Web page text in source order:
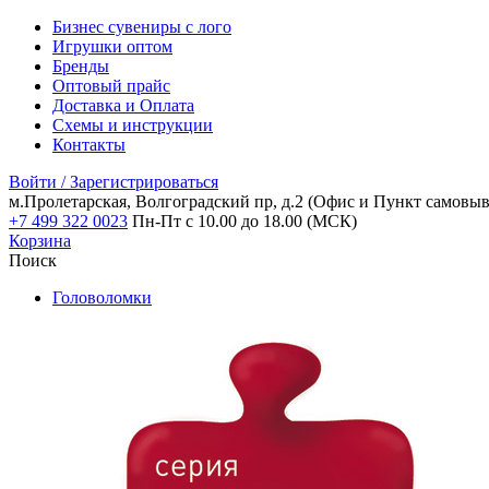
Бизнес сувениры с лого
Игрушки оптом
Бренды
Оптовый прайс
Доставка и Оплата
Схемы и инструкции
Контакты
Войти / Зарегистрироваться
м.Пролетарская, Волгоградский пр, д.2 (Офис и Пункт
+7 499 322 0023 Пн-Пт с 10.00 до 18.00 (МСК)
Корзина
Поиск
Головоломки